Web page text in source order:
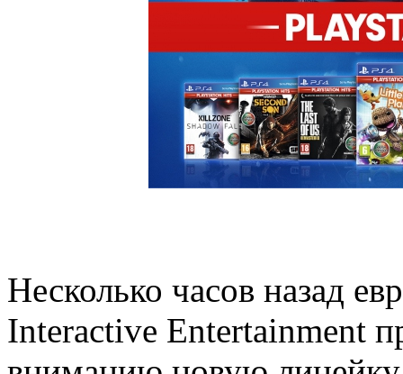
Несколько часов назад
Interactive Entertainment